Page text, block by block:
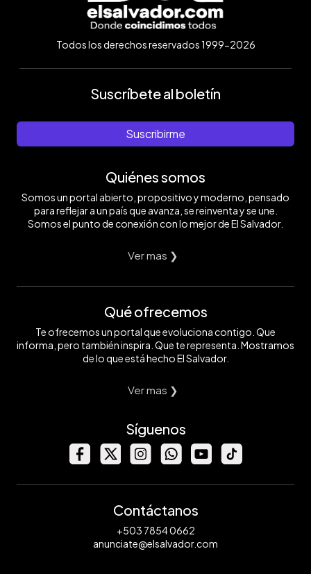
Todos los derechos reservados 1999-2026
Suscríbete al boletín
Suscribirme
Quiénes somos
Somos un portal abierto, propositivo y moderno, pensado
para reflejar a un país que avanza, se reinventa y se une.
Somos el punto de conexión con lo mejor de El Salvador.
Ver mas ❯
Qué ofrecemos
Te ofrecemos un portal que evoluciona contigo. Que
informa, pero también inspira. Que te representa. Mostramos
de lo que está hecho El Salvador.
Ver mas ❯
Síguenos
Contáctanos
+503 7854 0662
anunciate@elsalvador.com